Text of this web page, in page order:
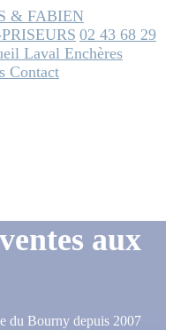
& FABIEN
02 43 68 29
Laval Enchères
Contact
aux
du Bourny depuis 2007